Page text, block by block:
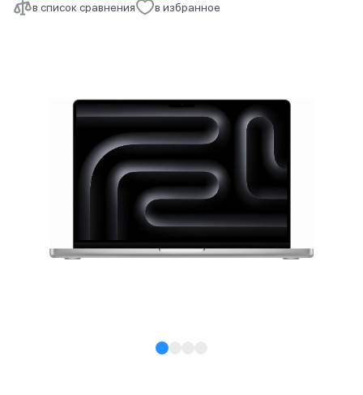
в список сравнения в избранное